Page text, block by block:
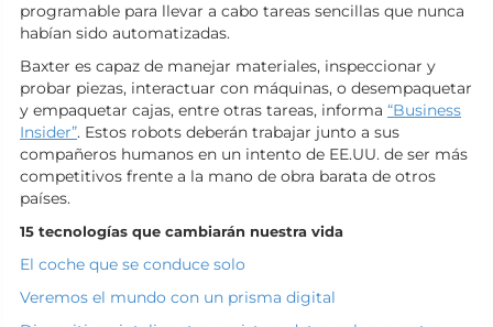
programable para llevar a cabo tareas sencillas que nunca
habían sido automatizadas.
Baxter es capaz de manejar materiales, inspeccionar y
probar piezas, interactuar con máquinas, o desempaquetar
y empaquetar cajas, entre otras tareas, informa “Business
Insider”. Estos robots deberán trabajar junto a sus
compañeros humanos en un intento de EE.UU. de ser más
competitivos frente a la mano de obra barata de otros
países.
15 tecnologías que cambiarán nuestra vida
El coche que se conduce solo
Veremos el mundo con un prisma digital